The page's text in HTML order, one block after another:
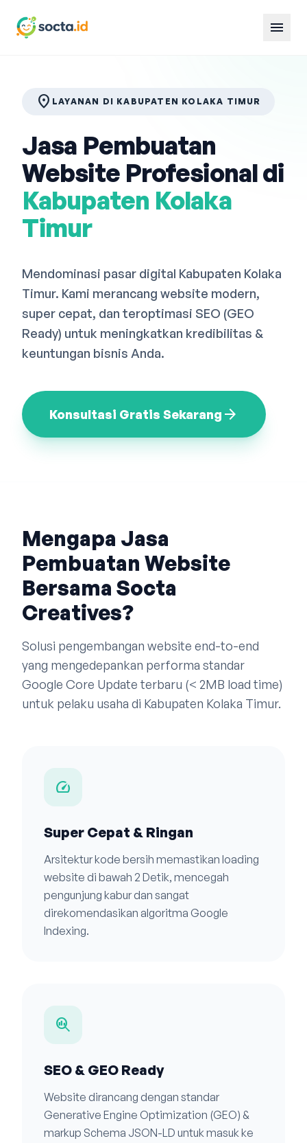
menu
Bahasa Indonesia English 中文
location_on LAYANAN DI KABUPATEN KOLAKA TIMUR
Jasa Pembuatan
Website Profesional di
Kabupaten Kolaka
Timur
Mendominasi pasar digital Kabupaten Kolaka
Timur. Kami merancang website modern,
super cepat, dan teroptimasi SEO (GEO
Ready) untuk meningkatkan kredibilitas &
keuntungan bisnis Anda.
Konsultasi Gratis Sekarang arrow_forward
Mengapa Jasa
Pembuatan Website
Bersama Socta
Creatives?
Solusi pengembangan website end-to-end
yang mengedepankan performa standar
Google Core Update terbaru (< 2MB load time)
untuk pelaku usaha di Kabupaten Kolaka Timur.
speed
Super Cepat & Ringan
Arsitektur kode bersih memastikan loading
website di bawah 2 Detik, mencegah
pengunjung kabur dan sangat
direkomendasikan algoritma Google
Indexing.
search_insights
SEO & GEO Ready
Website dirancang dengan standar
Generative Engine Optimization (GEO) &
markup Schema JSON-LD untuk masuk ke